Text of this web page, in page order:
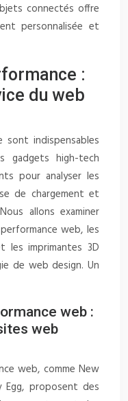
connectés offre
personnalisée et
:
du web
sont indispensables
gadgets high-tech
pour analyser les
de chargement et
allons examiner
web, les
les imprimantes 3D
de web design. Un
web :
web
web, comme New
Egg, proposent des